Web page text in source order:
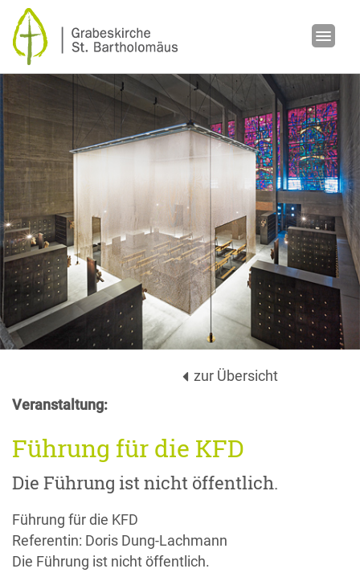
zur Übersicht
Veranstaltung:
Führung für die KFD
Die Führung ist nicht öffentlich.
Führung für die KFD
Referentin: Doris Dung-Lachmann
Die Führung ist nicht öffentlich.